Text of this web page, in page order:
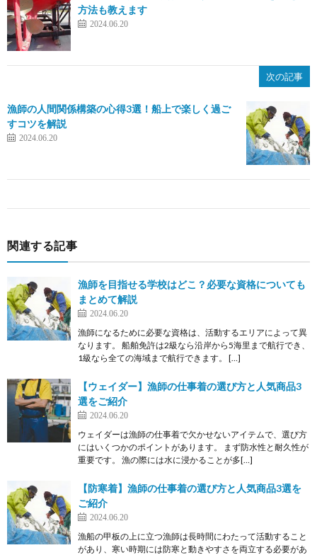
方法も教えます
2024.06.20
次の記事
漁師の人間関係構築の心得3選！船上で楽しく過ご
すコツを解説
2024.06.20
関連する記事
漁師を目指せる学校はどこ？必要な資格についても
まとめて解説
2024.06.20
漁師になるために必要な資格は、活動するエリアによって異
なります。 船舶免許は2級なら沿岸から5海里まで航行でき、
1級なら全ての海域まで航行できます。 […]
【ウェイダー】漁師の仕事着の選び方と人気商品3
選をご紹介
2024.06.20
ウェイダーは漁師の仕事着で欠かせないアイテムで、選び方
にはいくつかのポイントがあります。 まず防水性と耐久性が
重要です。 漁の際には水に浸かることが多[…]
【防寒着】漁師の仕事着の選び方と人気商品3選を
ご紹介
2024.06.20
漁船の甲板の上に立つ漁師は長時間にわたって活動すること
があり、寒い時期には防寒と動きやすさを両立する必要があ